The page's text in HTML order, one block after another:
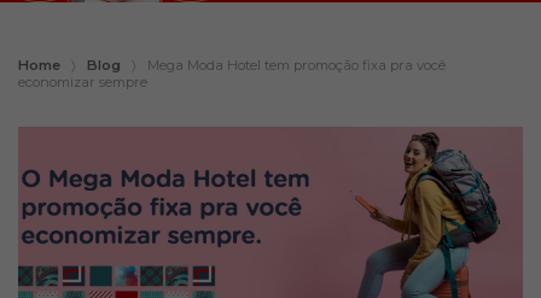
Home 〉 Blog 〉 Mega Moda Hotel tem promoção fixa pra você
economizar sempre